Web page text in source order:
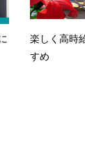
楽しく高時
すめ